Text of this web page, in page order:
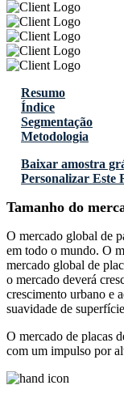
Resumo
Índice
Segmentação
Metodologia
Baixar amostra
Personalizar Este
Tamanho do
O mercado global de
em todo o mundo. O
mercado global de
o mercado deverá
crescimento urbano e
suavidade de
O mercado de placas
com um impulso por